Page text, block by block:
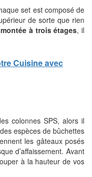
set est composé de
de sorte que rien
à trois étages, il
Cuisine avec
colonnes SPS, alors il
espèces de bûchettes
les gâteaux posés
d’affaissement. Avant
à la hauteur de vos